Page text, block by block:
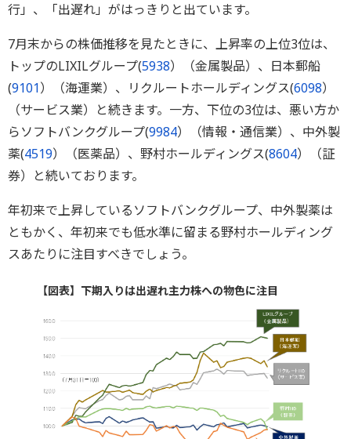
行」、「出遅れ」がはっきりと出ています。
7月末からの株価推移を見たときに、上昇率の上位3位は、
トップのLIXILグループ(5938）（金属製品）、日本郵船
(9101）（海運業）、リクルートホールディングス(6098）
（サービス業）と続きます。一方、下位の3位は、悪い方か
らソフトバンクグループ(9984）（情報・通信業）、中外製
薬(4519）（医薬品）、野村ホールディングス(8604）（証
券）と続いております。
年初来で上昇しているソフトバンクグループ、中外製薬は
ともかく、年初来でも低水準に留まる野村ホールディング
スあたりに注目すべきでしょう。
【図表】下期入りは出遅れ主力株への物色に注目